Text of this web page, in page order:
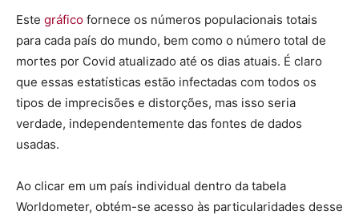
Este gráfico fornece os números populacionais totais
para cada país do mundo, bem como o número total de
mortes por Covid atualizado até os dias atuais. É claro
que essas estatísticas estão infectadas com todos os
tipos de imprecisões e distorções, mas isso seria
verdade, independentemente das fontes de dados
usadas.
Ao clicar em um país individual dentro da tabela
Worldometer, obtém-se acesso às particularidades desse